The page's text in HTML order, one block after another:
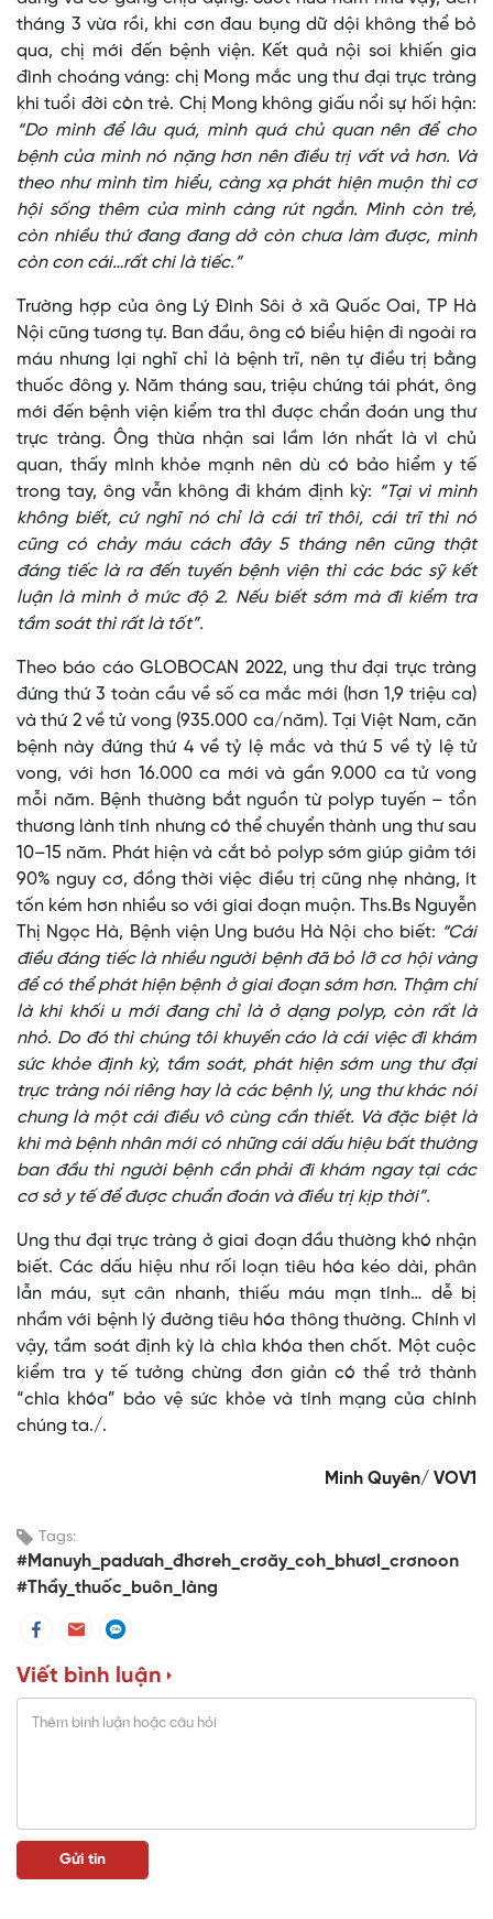
tháng 3 vừa rồi, khi cơn đau bụng dữ dội không thể bỏ
qua, chị mới đến bệnh viện. Kết quả nội soi khiến gia
đình choáng váng: chị Mong mắc ung thư đại trực tràng
khi tuổi đời còn trẻ. Chị Mong không giấu nổi sự hối hận:
“Do mình để lâu quá, mình quá chủ quan nên để cho
bệnh của mình nó nặng hơn nên điều trị vất vả hơn. Và
theo như mình tìm hiểu, càng xạ phát hiện muộn thì cơ
hội sống thêm của mình càng rút ngắn. Mình còn trẻ,
còn nhiều thứ đang đang dở còn chưa làm được, mình
còn con cái…rất chi là tiếc.”
Trường hợp của ông Lý Đình Sôi ở xã Quốc Oai, TP Hà
Nội cũng tương tự. Ban đầu, ông có biểu hiện đi ngoài ra
máu nhưng lại nghĩ chỉ là bệnh trĩ, nên tự điều trị bằng
thuốc đông y. Năm tháng sau, triệu chứng tái phát, ông
mới đến bệnh viện kiểm tra thì được chẩn đoán ung thư
trực tràng. Ông thừa nhận sai lầm lớn nhất là vì chủ
quan, thấy mình khỏe mạnh nên dù có bảo hiểm y tế
trong tay, ông vẫn không đi khám định kỳ: “Tại vì mình
không biết, cứ nghĩ nó chỉ là cái trĩ thôi, cái trĩ thì nó
cũng có chảy máu cách đây 5 tháng nên cũng thật
đáng tiếc là ra đến tuyến bệnh viện thì các bác sỹ kết
luận là mình ở mức độ 2. Nếu biết sớm mà đi kiểm tra
tầm soát thì rất là tốt”.
Theo báo cáo GLOBOCAN 2022, ung thư đại trực tràng
đứng thứ 3 toàn cầu về số ca mắc mới (hơn 1,9 triệu ca)
và thứ 2 về tử vong (935.000 ca/năm). Tại Việt Nam, căn
bệnh này đứng thứ 4 về tỷ lệ mắc và thứ 5 về tỷ lệ tử
vong, với hơn 16.000 ca mới và gần 9.000 ca tử vong
mỗi năm. Bệnh thường bắt nguồn từ polyp tuyến – tổn
thương lành tính nhưng có thể chuyển thành ung thư sau
10–15 năm. Phát hiện và cắt bỏ polyp sớm giúp giảm tới
90% nguy cơ, đồng thời việc điều trị cũng nhẹ nhàng, ít
tốn kém hơn nhiều so với giai đoạn muộn. Ths.Bs Nguyễn
Thị Ngọc Hà, Bệnh viện Ung bướu Hà Nội cho biết: “Cái
điều đáng tiếc là nhiều người bệnh đã bỏ lỡ cơ hội vàng
để có thể phát hiện bệnh ở giai đoạn sớm hơn. Thậm chí
là khi khối u mới đang chỉ là ở dạng polyp, còn rất là
nhỏ. Do đó thì chúng tôi khuyến cáo là cái việc đi khám
sức khỏe định kỳ, tầm soát, phát hiện sớm ung thư đại
trực tràng nói riêng hay là các bệnh lý, ung thư khác nói
chung là một cái điều vô cùng cần thiết. Và đặc biệt là
khi mà bệnh nhân mới có những cái dấu hiệu bất thường
ban đầu thì người bệnh cần phải đi khám ngay tại các
cơ sở y tế để được chuẩn đoán và điều trị kịp thời”.
Ung thư đại trực tràng ở giai đoạn đầu thường khó nhận
biết. Các dấu hiệu như rối loạn tiêu hóa kéo dài, phân
lẫn máu, sụt cân nhanh, thiếu máu mạn tính… dễ bị
nhầm với bệnh lý đường tiêu hóa thông thường. Chính vì
vậy, tầm soát định kỳ là chìa khóa then chốt. Một cuộc
kiểm tra y tế tưởng chừng đơn giản có thể trở thành
“chìa khóa” bảo vệ sức khỏe và tính mạng của chính
chúng ta./.
Minh Quyên/ VOV1
Tags:
#Manuyh_padưah_đhơreh_crơăy_coh_bhươl_crơnoon
#Thầy_thuốc_buôn_làng
Viết bình luận